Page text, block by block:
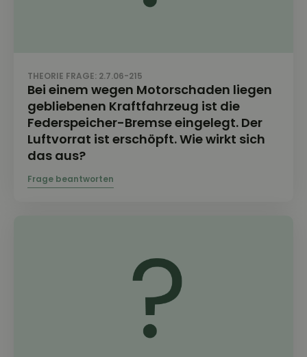
THEORIE FRAGE: 2.7.06-215
Bei einem wegen Motorschaden liegen
gebliebenen Kraftfahrzeug ist die
Federspeicher-Bremse eingelegt. Der
Luftvorrat ist erschöpft. Wie wirkt sich
das aus?